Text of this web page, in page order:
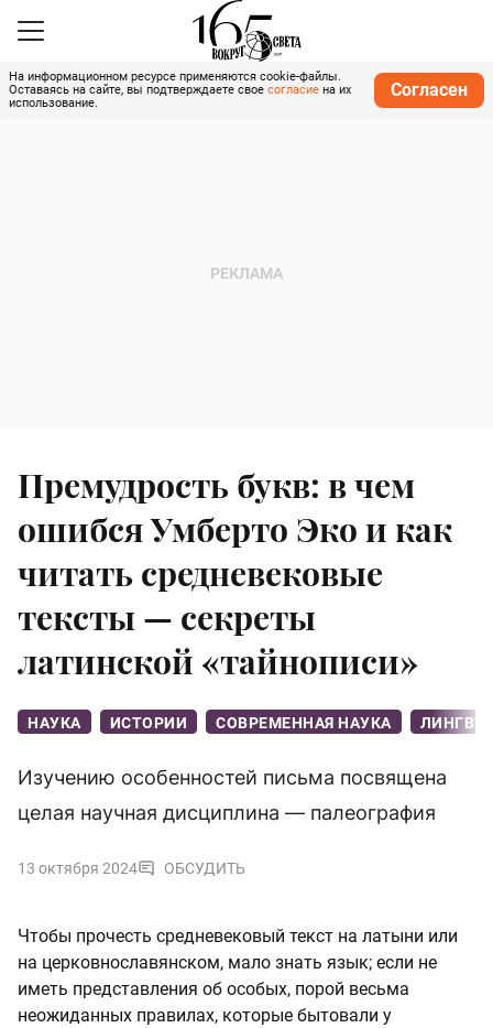
На информационном ресурсе применяются cookie-файлы.
Оставаясь на сайте, вы подтверждаете свое согласие на их
использование.
Согласен
Премудрость букв: в чем
ошибся Умберто Эко и как
читать средневековые
тексты — секреты
латинской «тайнописи»
НАУКА ИСТОРИИ СОВРЕМЕННАЯ НАУКА
Изучению особенностей письма посвящена
целая научная дисциплина — палеография
13 октября 2024 ОБСУДИТЬ
Чтобы прочесть средневековый текст на латыни или
на церковнославянском, мало знать язык; если не
иметь представления об особых, порой весьма
неожиданных правилах, которые бытовали у